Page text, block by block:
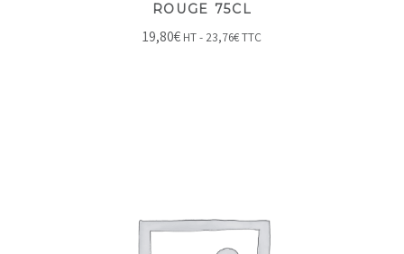
ROUGE 75CL
19,80€ HT - 23,76€TTC